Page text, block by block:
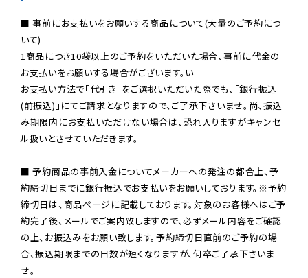
■ 事前にお支払いをお願いする商品について(大量のご予約につ
いて)
1商品につき10袋以上のご予約をいただいた場合、事前に代金の
お支払いをお願いする場合がございます。い
お支払い方法で「代引き」をご選択いただいた際でも、「銀行振込
(前振込)」にてご請求となりますので、ご了承下さいませ。尚、振込
み期限内にお支払いただけない場合は、恐れ入りますがキャンセ
ル扱いとさせていただきます。
■ 予約商品の事前入金についてメーカーへの発注の都合上、予
約締切日までに銀行振込でお支払いをお願いしております。※予約
締切日は、商品ページに記載しております。対象のお客様へはご予
約完了後、メールでご案内致しますので、必ずメール内容をご確認
の上、お振込みをお願い致します。予約締切日直前のご予約の場
合、振込期限までの日数が短くなりますが、何卒ご了承下さいま
せ。